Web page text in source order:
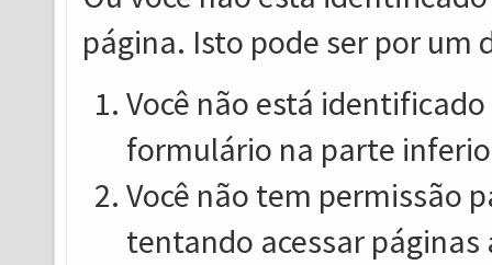
página. Isto pode ser por um
Você não está
formulário na parte
Você não tem permissão
tentando acessar